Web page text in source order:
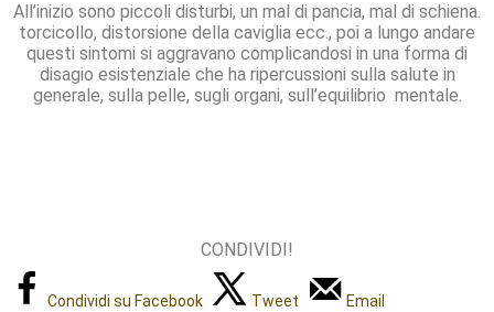
All’inizio sono piccoli disturbi, un mal di pancia, mal di schiena.
torcicollo, distorsione della caviglia ecc., poi a lungo andare
questi sintomi si aggravano complicandosi in una forma di
disagio esistenziale che ha ripercussioni sulla salute in
generale, sulla pelle, sugli organi, sull’equilibrio mentale.
CONDIVIDI!
Condividi su Facebook Tweet Email